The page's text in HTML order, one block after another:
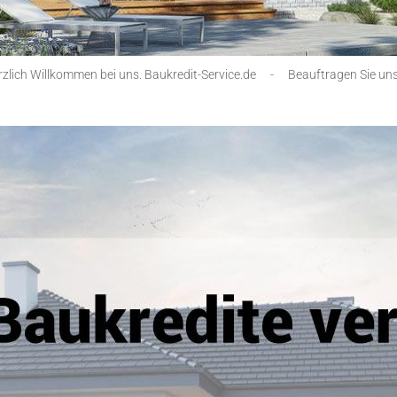
Willkommen bei uns. Baukredit-Service.de - Beauftragen Sie